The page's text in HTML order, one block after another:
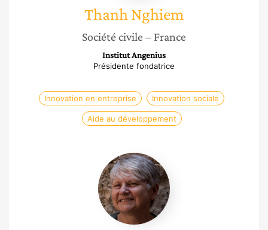
Thanh Nghiem
Société civile – France
Institut Angenius
Présidente fondatrice
Innovation en entreprise Innovation sociale
Aide au développement
Françoise
Dufour